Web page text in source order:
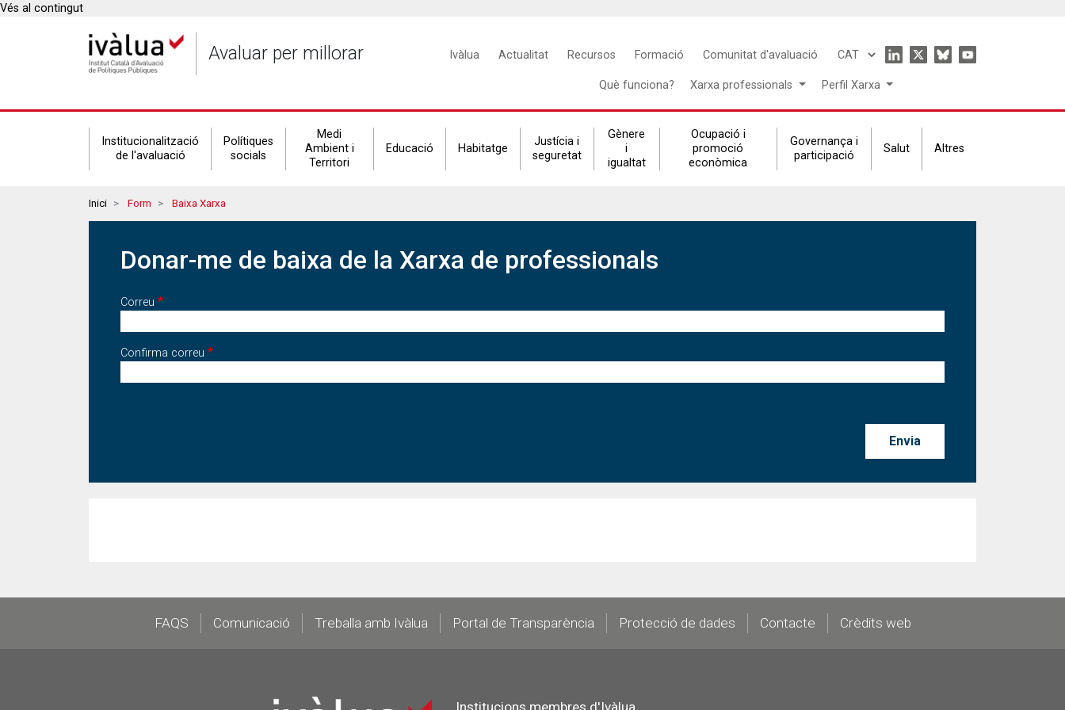
Vés al contingut
Avaluar per millorar
Main
Ivàlua Actualitat Recursos Formació Comunitat d'avaluació
Select
language
Icon
menu
Què funciona? Xarxa professionals Perfil Xarxa
Secondary
navigation
Institucionalització
de l'avaluació
Polítiques
socials
Medi
Ambient i
Territori
Educació Habitatge
Justícia i
seguretat
Gènere
i
igualtat
Ocupació i
promoció
econòmica
Governança i
participació
Salut Altres
Breadcrumbs
Inici Form Baixa Xarxa
Donar-me de baixa de la Xarxa de professionals
Correu
Correu
Confirma correu
FooterFAQS Comunicació Treballa amb Ivàlua Portal de Transparència Protecció de dades Contacte Crèdits web